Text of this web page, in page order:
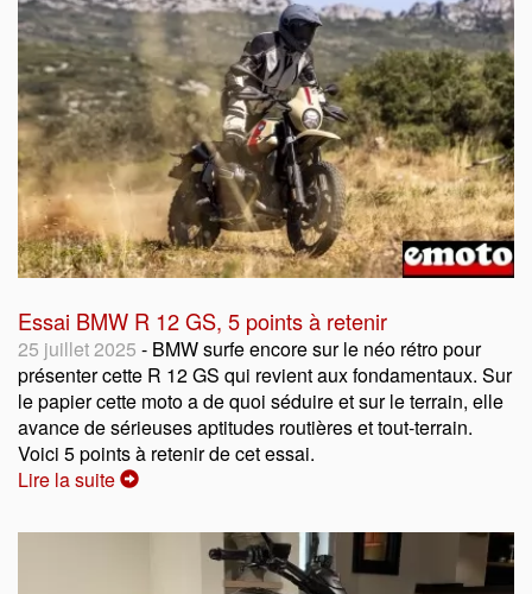
Essai BMW R 12 GS, 5 points à retenir
25 juillet 2025 - BMW surfe encore sur le néo rétro pour
présenter cette R 12 GS qui revient aux fondamentaux. Sur
le papier cette moto a de quoi séduire et sur le terrain, elle
avance de sérieuses aptitudes routières et tout-terrain.
Voici 5 points à retenir de cet essai.
Lire la suite